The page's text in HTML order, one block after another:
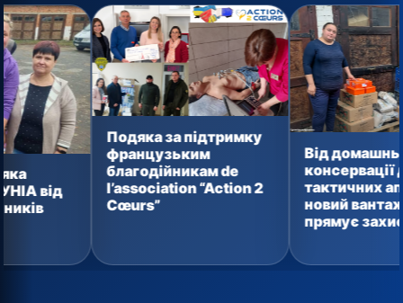
Подяка за підтримку
французьким
благодійникам de
l’association “Action 2
Cœurs”
Від домашньої
консервації до
тактичних аптечок:
новий вантаж уже
прямує захисникам